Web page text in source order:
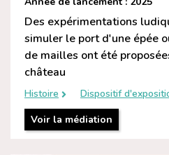
Des expérimentations
simuler le port d'une épée
de mailles ont été
château
Histoire Dispositif
Voir la médiation